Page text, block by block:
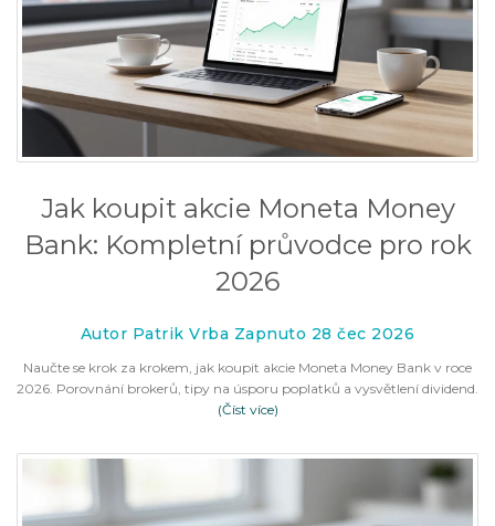
Jak koupit akcie Moneta Money
Bank: Kompletní průvodce pro rok
2026
Autor Patrik Vrba Zapnuto 28 čec 2026
Naučte se krok za krokem, jak koupit akcie Moneta Money Bank v roce
2026. Porovnání brokerů, tipy na úsporu poplatků a vysvětlení dividend.
(Číst více)